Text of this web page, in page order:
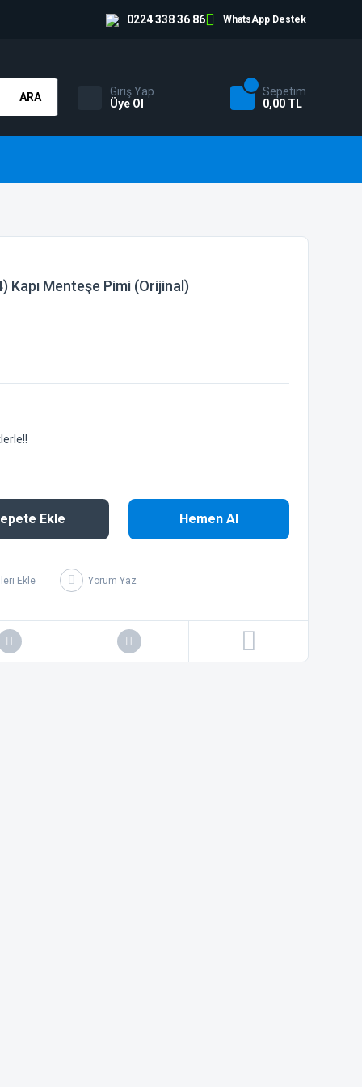
0224 338 36 86 WhatsApp Destek
ARA
Giriş Yap
Üye Ol
Sepetim
0,00 TL
Kapı Menteşe Pimi (Orijinal)
Ekle Hemen Al
Yorum Yaz